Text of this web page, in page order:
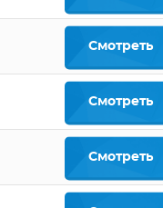
Смотреть
Смотреть
Смотреть